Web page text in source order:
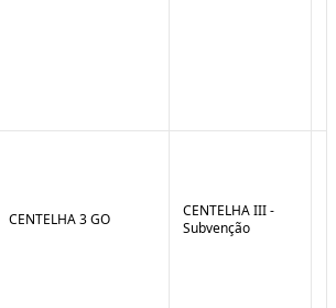
CENTELHA 3 GO
CENTELHA III -
Subvenção